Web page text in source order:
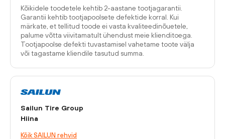
Kõikidele toodetele kehtib 2-aastane tootjagarantii.
Garantii kehtib tootjapoolsete defektide korral. Kui
märkate, et tellitud toode ei vasta kvaliteedinõuetele,
palume võtta viivitamatult ühendust meie klienditoega.
Tootjapoolse defekti tuvastamisel vahetame toote välja
või tagastame kliendile tasutud summa.
Sailun Tire Group
Hiina
Kõik SAILUN rehvid